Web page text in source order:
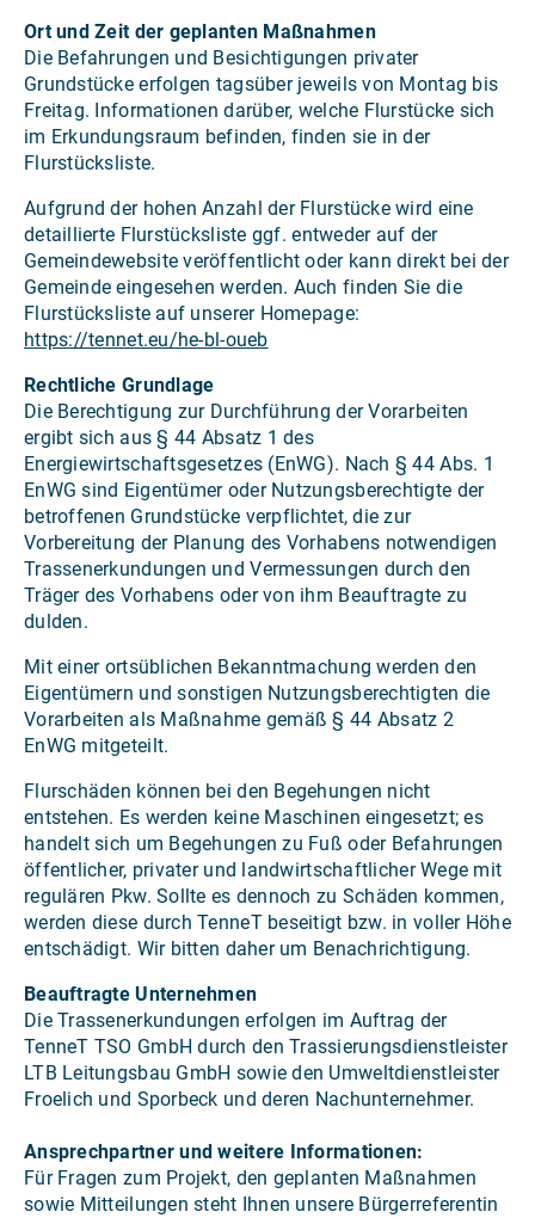
Ort und Zeit der geplanten Maßnahmen
Die Befahrungen und Besichtigungen privater
Grundstücke erfolgen tagsüber jeweils von Montag bis
Freitag. Informationen darüber, welche Flurstücke sich
im Erkundungsraum befinden, finden sie in der
Flurstücksliste.
Aufgrund der hohen Anzahl der Flurstücke wird eine
detaillierte Flurstücksliste ggf. entweder auf der
Gemeindewebsite veröffentlicht oder kann direkt bei der
Gemeinde eingesehen werden. Auch finden Sie die
Flurstücksliste auf unserer Homepage:
https://tennet.eu/he-bl-oueb
Rechtliche Grundlage
Die Berechtigung zur Durchführung der Vorarbeiten
ergibt sich aus § 44 Absatz 1 des
Energiewirtschaftsgesetzes (EnWG). Nach § 44 Abs. 1
EnWG sind Eigentümer oder Nutzungsberechtigte der
betroffenen Grundstücke verpflichtet, die zur
Vorbereitung der Planung des Vorhabens notwendigen
Trassenerkundungen und Vermessungen durch den
Träger des Vorhabens oder von ihm Beauftragte zu
dulden.
Mit einer ortsüblichen Bekanntmachung werden den
Eigentümern und sonstigen Nutzungsberechtigten die
Vorarbeiten als Maßnahme gemäß § 44 Absatz 2
EnWG mitgeteilt.
Flurschäden können bei den Begehungen nicht
entstehen. Es werden keine Maschinen eingesetzt; es
handelt sich um Begehungen zu Fuß oder Befahrungen
öffentlicher, privater und landwirtschaftlicher Wege mit
regulären Pkw. Sollte es dennoch zu Schäden kommen,
werden diese durch TenneT beseitigt bzw. in voller Höhe
entschädigt. Wir bitten daher um Benachrichtigung.
Beauftragte Unternehmen
Die Trassenerkundungen erfolgen im Auftrag der
TenneT TSO GmbH durch den Trassierungsdienstleister
LTB Leitungsbau GmbH sowie den Umweltdienstleister
Froelich und Sporbeck und deren Nachunternehmer.
Ansprechpartner und weitere Informationen:
Für Fragen zum Projekt, den geplanten Maßnahmen
sowie Mitteilungen steht Ihnen unsere Bürgerreferentin